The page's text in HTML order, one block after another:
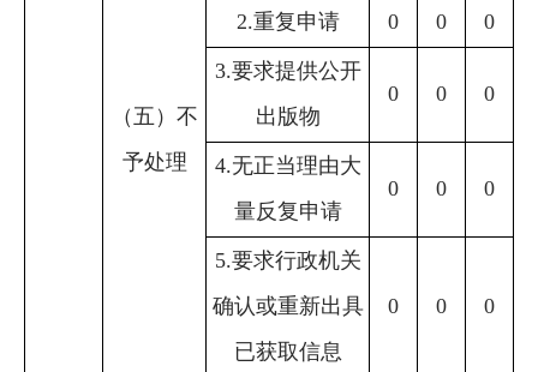
（五）不
予处理
2.重复申请 0 0 0
3.要求提供公开
出版物
0 0 0
4.无正当理由大
量反复申请
0 0 0
5.要求行政机关
确认或重新出具
已获取信息
0 0 0